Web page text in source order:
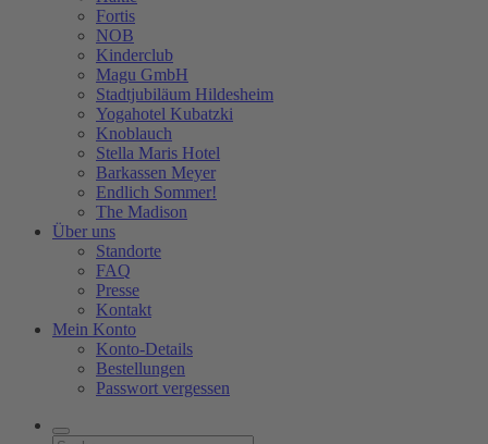
Fortis
NOB
Kinderclub
Magu GmbH
Stadtjubiläum Hildesheim
Yogahotel Kubatzki
Knoblauch
Stella Maris Hotel
Barkassen Meyer
Endlich Sommer!
The Madison
Über uns
Standorte
FAQ
Presse
Kontakt
Mein Konto
Konto-Details
Bestellungen
Passwort vergessen